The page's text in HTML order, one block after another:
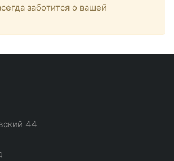
заботится о вашей
44